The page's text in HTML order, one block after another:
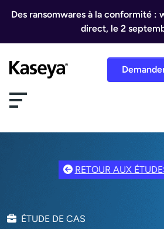
Des ransomwares à la conformité :
direct, le 2
RETOUR AUX
ÉTUDE DE CAS